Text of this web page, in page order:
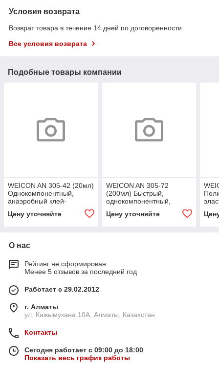
Условия возврата
Возврат товара в течение 14 дней по договоренности
Все условия возврата
Подобные товары компании
WEICON AN 305-42 (20мл)
Однокомпонентный,
анаэробный клей-
Средняя прочность,
Цену уточняйте
WEICON AN 305-72
(200мл) Быстрый,
однокомпонентный,
герметик средней
Цену уточняйте
О нас
Рейтинг не сформирован
Менее 5 отзывов за последний год
Работает с 29.02.2012
г. Алматы
ул. Кажымукана 10А, Алматы, Казахстан
Контакты
Сегодня работает с 09:00 до 18:00
Показать весь график работы